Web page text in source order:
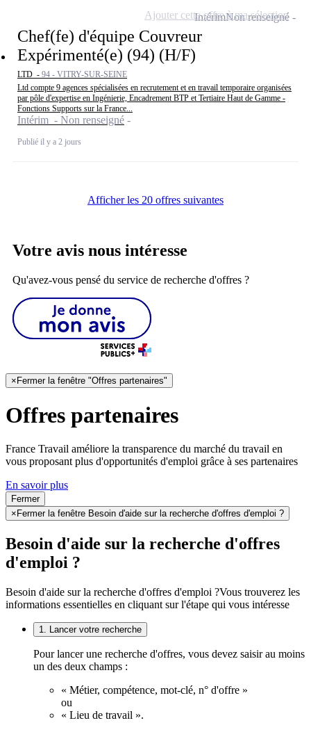
Chef(fe) d'équipe Couvreur
Expérimenté(e) (94) (H/F)
LTD - 94 - VITRY-SUR-SEINE
Ltd compte 9 agences spécialisées en recrutement et en travail temporaire organisées
par pôle d'expertise en Ingénierie, Encadrement BTP et Tertiaire Haut de Gamme -
Fonctions Supports sur la France...
Intérim - Non renseigné
Publié il y a 2 jours
IntérimNon renseigné
Ajouter cette offre à ma sélection
Afficher les 20 offres suivantes
Votre avis nous intéresse
Qu'avez-vous pensé du service de recherche d'offres ?
×Fermer la fenêtre "Offres partenaires"
Offres partenaires
France Travail améliore la transparence du marché du travail en
vous proposant plus d'opportunités d'emploi grâce à ses partenaires
En savoir plus
Fermer
× Fermer la fenêtre Besoin d'aide sur la recherche d'offres d'emploi ?
Besoin d'aide sur la recherche d'offres
d'emploi ?
Besoin d'aide sur la recherche d'offres d'emploi ?Vous trouverez les
informations essentielles en cliquant sur l'étape qui vous intéresse
1. Lancer votre recherche
Pour lancer une recherche d'offres, vous devez saisir au moins
un des deux champs :
« Métier, compétence, mot-clé, n° d'offre »
ou
« Lieu de travail ».